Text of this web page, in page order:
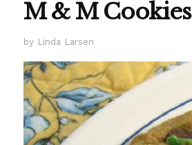
M & M Cookies
by Linda Larsen